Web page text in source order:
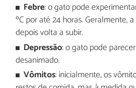
Febre: o gato pode
ºC por até 24 horas. Geralmente,
depois volta a subir.
Depressão: o gato pode
desanimado.
Vômitos: inicialmente, os